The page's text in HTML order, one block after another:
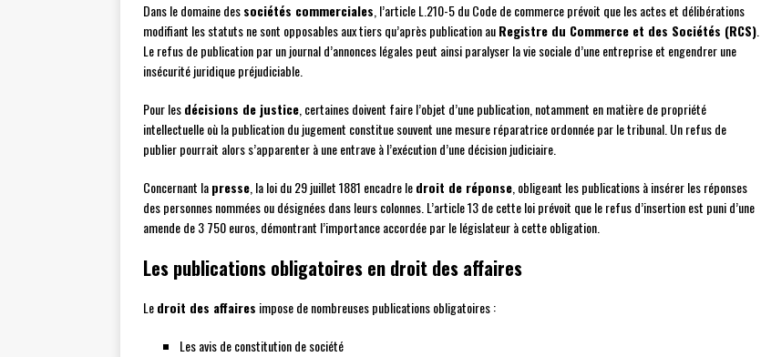
Dans le domaine dessociétés commerciales , l’article L.210-5 du Code de commerce prévoit que les actes et délibérations
modifiant les statuts ne sont opposables aux tiers qu’après publication auRegistre du Commerce et des Sociétés (RCS)
Le refus de publication par un journal d’annonces légales peut ainsi paralyser la vie sociale d’une entreprise et engendrer une
insécurité juridique préjudiciable.
Pour lesdécisions de justice , certaines doivent faire l’objet d’une publication, notamment en matière de propriété
intellectuelle où la publication du jugement constitue souvent une mesure réparatrice ordonnée par le tribunal. Un refus de
publier pourrait alors s’apparenter à une entrave à l’exécution d’une décision judiciaire.
Concernant lapresse , la loi du 29 juillet 1881 encadre ledroit de réponse , obligeant les publications à insérer les réponses
des personnes nommées ou désignées dans leurs colonnes. L’article 13 de cette loi prévoit que le refus d’insertion est puni d’une
amende de 3 750 euros, démontrant l’importance accordée par le législateur à cette obligation.
Les publications obligatoires en droit des affaires
Ledroit des affaires impose de nombreuses publications obligatoires :
Les avis de constitution de société